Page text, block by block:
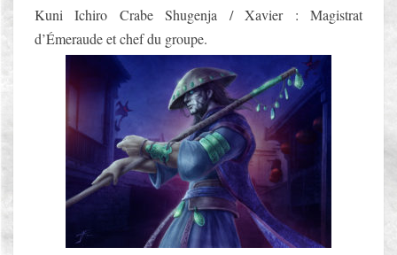
L
U
R
E
À
L
A
M
A
G
I
S
T
Kuni Ichiro Crabe Shugenja / Xavier : Magistrat
d’Émeraude et chef du groupe.